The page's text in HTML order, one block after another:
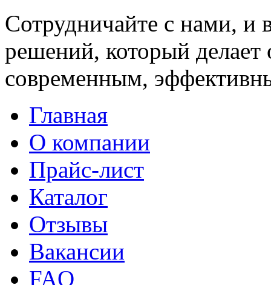
Сотрудничайте с нами, и
решений, который делает
современным,
Главная
О компании
Прайс-лист
Каталог
Отзывы
Вакансии
FAQ